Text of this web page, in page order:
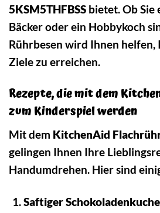
5KSM5THFBSS bietet. Ob
Bäcker oder ein Hobbykoch
Rührbesen wird Ihnen
Ziele zu erreichen.
Rezepte, die mit dem
zum Kinderspiel werden
Mit dem KitchenAid
gelingen Ihnen Ihre
Handumdrehen. Hier sind
Saftiger